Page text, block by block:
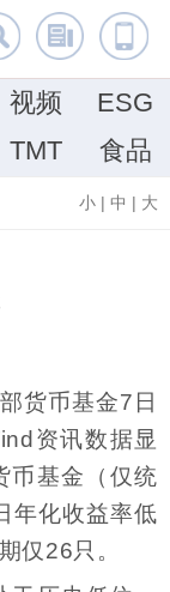
视频
ESG
TMT 食品
小 | 中 | 大
货币基金7日
资讯数据显
币基金（仅统
年化收益率低
仅26只。